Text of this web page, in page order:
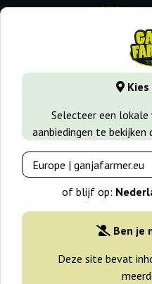
Kies
Selecteer een
aanbiedingen te bekijken
of blijf op:
Ben je
Deze site bevat
GanjaFarmer.nl Wiet
House Seeds
-25%